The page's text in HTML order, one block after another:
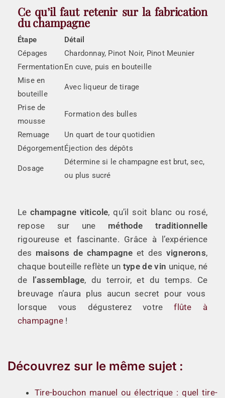
Ce qu’il faut retenir sur la fabrication
du champagne
Étape
Détail
Cépages
Chardonnay, Pinot Noir, Pinot Meunier
FermentationEn cuve, puis en bouteille
Mise en
bouteille
Avec liqueur de tirage
Prise de
mousse
Formation des bulles
Remuage
Un quart de tour quotidien
DégorgementÉjection des dépôts
Dosage
Détermine si le champagne est brut, sec,
ou plus sucré
Lechampagne viticole, qu’il soit blanc ou rosé,
repose sur une méthode traditionnelle
rigoureuse et fascinante. Grâce à l’expérience
des maisons de champagne et des vignerons,
chaque bouteille reflète untype de vin unique, né
de
l’assemblage, du terroir, et du temps. Ce
breuvage n’aura plus aucun secret pour vous
lorsque vous dégusterez votreflûte à
champagne!
Découvrez sur le même sujet :
Tire-bouchon manuel ou électrique : quel tire-